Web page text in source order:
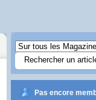
Pas encore